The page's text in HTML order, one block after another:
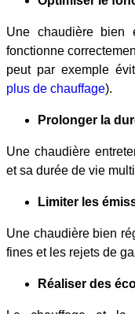
Une chaudière bien
fonctionne
peut par exemple
plus de chauffage).
Prolonger la
Une chaudière
et sa durée de vie
Limiter les
Une chaudière bien
fines et les rejets de
Réaliser des